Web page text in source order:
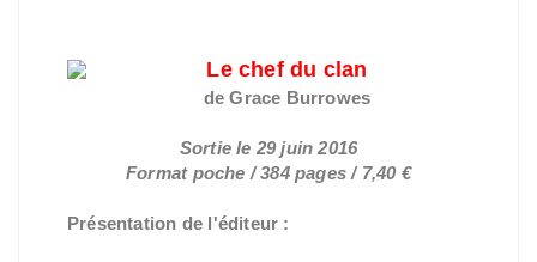
Le chef du clan
de Grace Burrowes
Sortie le 29 juin 2016
Format poche / 384 pages / 7,40 €
Présentation de l'éditeur :